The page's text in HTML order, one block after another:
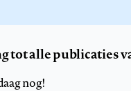
tot alle publicaties
nog!